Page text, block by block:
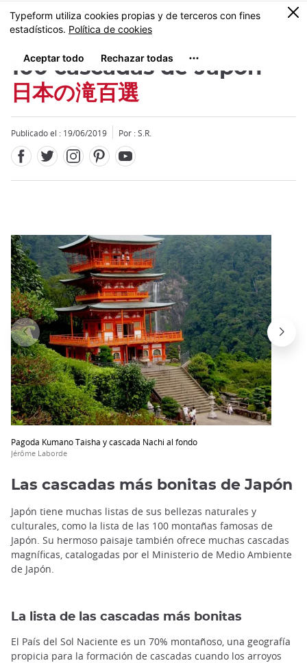
Tamaño
MENU
0
100 cascadas de Japón
日本の滝百選
Publicado el : 19/06/2019 Por : S.R.
Pagoda Kumano Taisha y cascada Nachi al fondo
Jérôme Laborde
Close
Las cascadas más bonitas de Japón
Japón tiene muchas listas de sus bellezas naturales y
culturales, como la lista de las 100 montañas famosas de
Japón. Su hermoso paisaje también ofrece muchas cascadas
magníficas, catalogadas por el Ministerio de Medio Ambiente
de Japón.
La lista de las cascadas más bonitas
El País del Sol Naciente es un 70% montañoso, una geografía
propicia para la formación de cascadas cuando los arroyos